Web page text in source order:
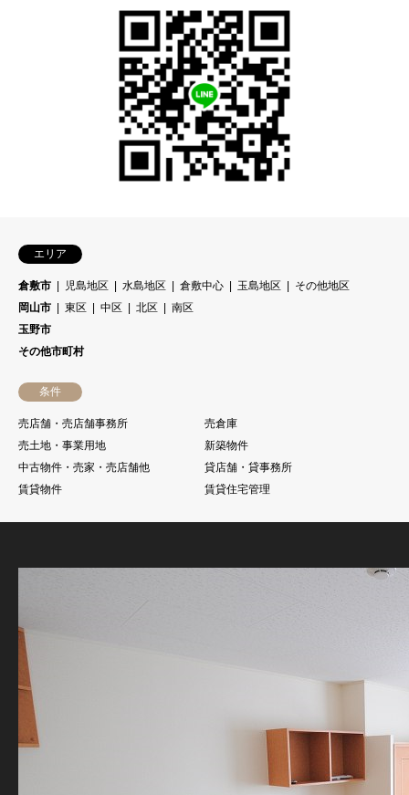
エリア
倉敷市 児島地区 水島地区 倉敷中心 玉島地区
その他地区
岡山市
東区 中区 北区
南区
玉野市
その他市町村
条件
売店舗・売店舗事務所
売倉庫
売土地・事業用地
新築物件
中古物件・売家・売店舗他
貸店舗・貸事務所
賃貸物件
賃貸住宅管理